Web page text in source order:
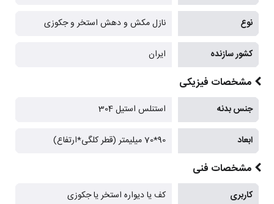
نوع نازل مکش و دهش استخر و جکوزی
کشور سازنده ایران
مشخصات فیزیکی
جنس بدنه استنلس استیل 304
ابعاد 90*70 میلیمتر (قطر کلگی*ارتفاع)
مشخصات فنی
کاربری کف یا دیواره استخر یا جکوزی